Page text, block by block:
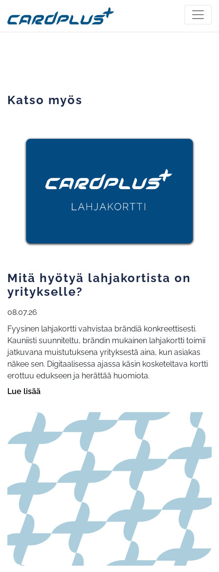
Katso myös
Mitä hyötyä lahjakortista on
yritykselle?
08.07.26
Fyysinen lahjakortti vahvistaa brändiä konkreettisesti.
Kauniisti suunniteltu, brändin mukainen lahjakortti toimii
jatkuvana muistutuksena yrityksestä aina, kun asiakas
näkee sen. Digitaalisessa ajassa käsin kosketeltava kortti
erottuu edukseen ja herättää huomiota.
Lue lisää